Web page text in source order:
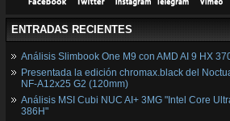
ENTRADAS RECIENTES
Análisis Slimbook One M9 con AMD AI 9 HX
Presentada la edición chromax.black del
NF‑A12x25 G2 (120mm)
Análisis MSI Cubi NUC AI+ 3MG "Intel Core
386H"